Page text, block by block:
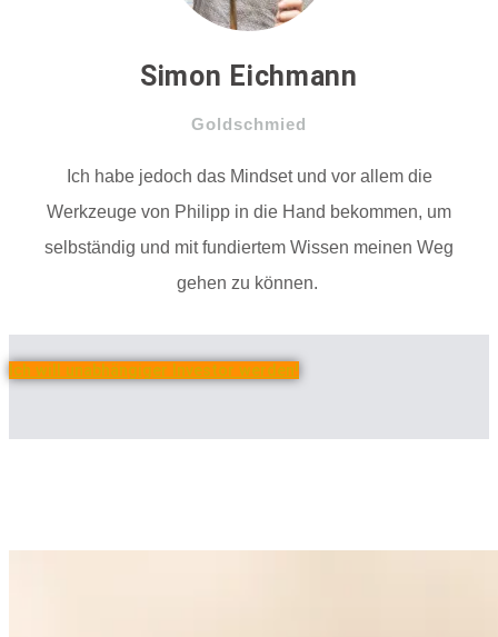
Simon Eichmann
Goldschmied
Ich habe jedoch das Mindset und vor allem die
Werkzeuge von Philipp in die Hand bekommen, um
selbständig und mit fundiertem Wissen meinen Weg
gehen zu können.
Ich will unabhängiger Investor werden!